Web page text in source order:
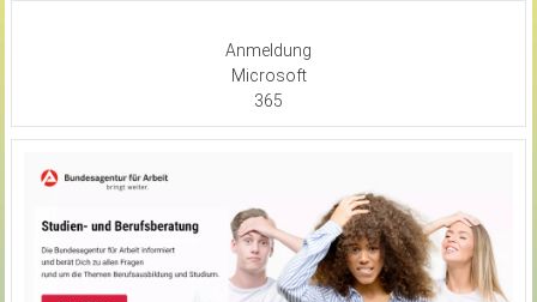
Anmeldung
Microsoft
365